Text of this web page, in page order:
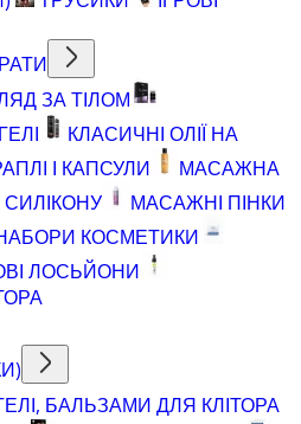
ЗА ТІЛОМ
КЛАСИЧНІ ОЛІЇ НА
І КАПСУЛИ
МАСАЖНА
СИЛІКОНУ
МАСАЖНІ ПІНКИ
КОСМЕТИКИ
ЛОСЬЙОНИ
БАЛЬЗАМИ ДЛЯ КЛІТОРА